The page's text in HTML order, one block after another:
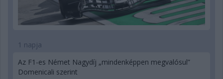
1 napja
Az F1-es Német Nagydíj „mindenképpen megvalósul”
Domenicali szerint